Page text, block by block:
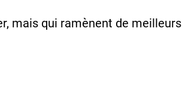
mais qui ramènent de meilleurs